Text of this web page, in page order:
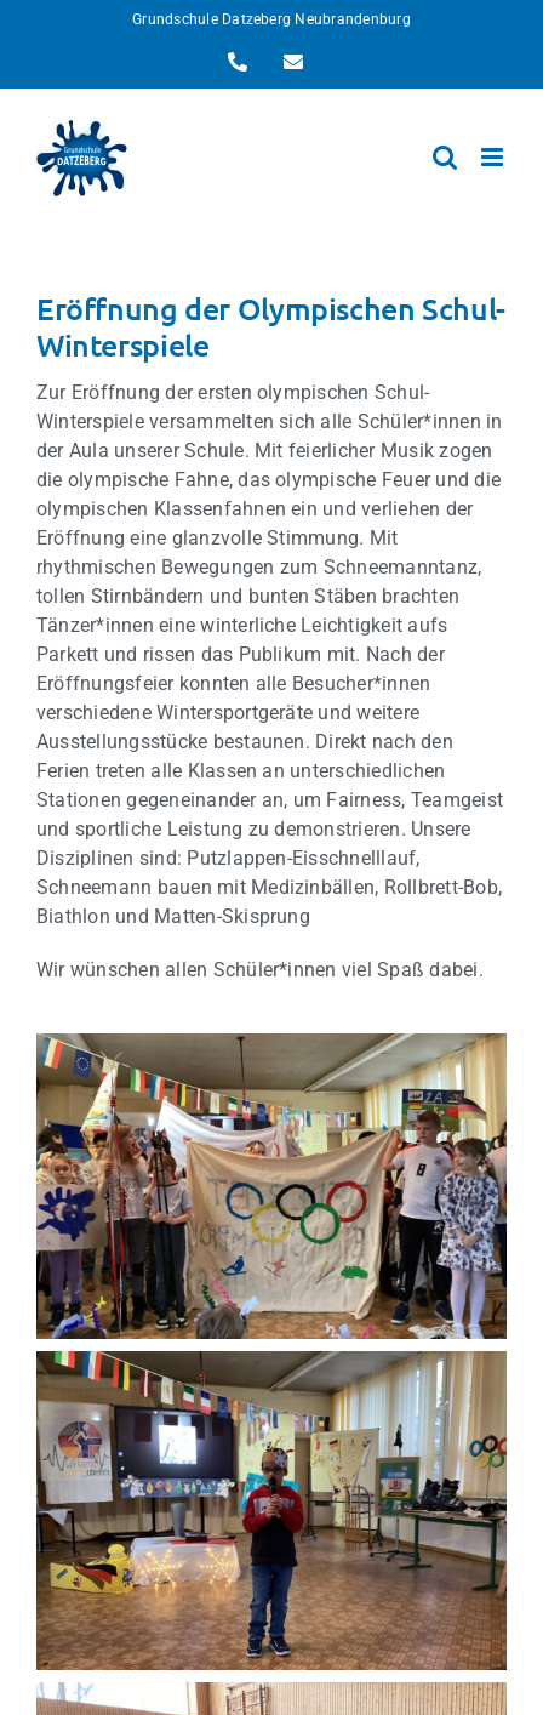
Grundschule Datzeberg Neubrandenburg
TelefonE-
Eröffnung der Olympischen Schul-
Winterspiele
Zur Eröffnung der ersten olympischen Schul-
Winterspiele versammelten sich alle Schüler*innen in
der Aula unserer Schule. Mit feierlicher Musik zogen
die olympische Fahne, das olympische Feuer und die
olympischen Klassenfahnen ein und verliehen der
Eröffnung eine glanzvolle Stimmung. Mit
rhythmischen Bewegungen zum Schneemanntanz,
tollen Stirnbändern und bunten Stäben brachten
Tänzer*innen eine winterliche Leichtigkeit aufs
Parkett und rissen das Publikum mit. Nach der
Eröffnungsfeier konnten alle Besucher*innen
verschiedene Wintersportgeräte und weitere
Ausstellungsstücke bestaunen. Direkt nach den
Ferien treten alle Klassen an unterschiedlichen
Stationen gegeneinander an, um Fairness, Teamgeist
und sportliche Leistung zu demonstrieren. Unsere
Disziplinen sind: Putzlappen-Eisschnelllauf,
Schneemann bauen mit Medizinbällen, Rollbrett-Bob,
Biathlon und Matten-Skisprung
Wir wünschen allen Schüler*innen viel Spaß dabei.